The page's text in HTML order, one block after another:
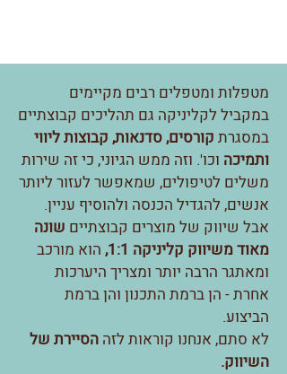
מטפלות ומטפלים רבים מקיימים
במקביל לקליניקה גם תהליכים קבוצתיים
במסגרת קורסים, סדנאות, קבוצות ליווי
ותמיכה וכו'. וזה ממש הגיוני, כי זה שירות
משלים לטיפולים, שמאפשר לעזור ליותר
אנשים, להגדיל הכנסה ולהוסיף עניין.
אבל שיווק של מוצרים קבוצתיים שונה
מאוד משיווק קליניקה 1:1,
הוא מורכב
ומאתגר הרבה יותר ומצריך היערכות
אחרת - הן ברמת התכנון והן ברמת
הביצוע.
לא סתם, אנחנו קוראות לזה הסיירת של
השיווק.